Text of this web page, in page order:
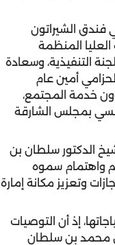
فندق الشيراتون
المنظمة
التنفيذية، وسعادة
أمين عام
خدمة المجتمع،
بمجلس الشارقة
الدكتور سلطان بن
واهتمام سموه
وتعزيز مكانة إمارة
إذ أن التوصيات
محمد بن سلطان